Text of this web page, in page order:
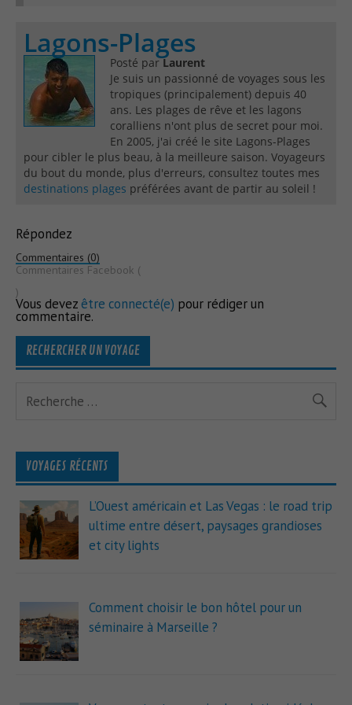
Lagons-Plages
Posté parLaurent
Je suis un passionné de voyages sous les
tropiques (principalement) depuis 40
ans. Les plages de rêve et les lagons
coralliens n'ont plus de secret pour moi.
En 2005, j'ai créé le site Lagons-Plages
pour cibler le plus beau, à la meilleure saison. Voyageurs
du bout du monde, plus d'erreurs, consultez toutes mes
destinations plages préférées avant de partir au soleil !
Répondez
Commentaires (0)
Commentaires Facebook (
)
Vous devezêtre connecté(e) pour rédiger un
commentaire.
RECHERCHER UN VOYAGE
VOYAGES RÉCENTS
L’Ouest américain et Las Vegas : le road trip
ultime entre désert, paysages grandioses
et city lights
Comment choisir le bon hôtel pour un
séminaire à Marseille ?